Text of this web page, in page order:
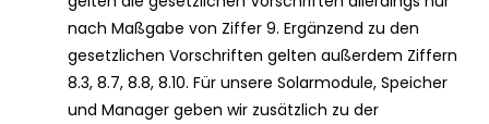
nach Maßgabe von Ziffer 9. Ergänzend zu den
gesetzlichen Vorschriften gelten außerdem Ziffern
8.3, 8.7, 8.8, 8.10. Für unsere Solarmodule, Speicher
und Manager geben wir zusätzlich zu der